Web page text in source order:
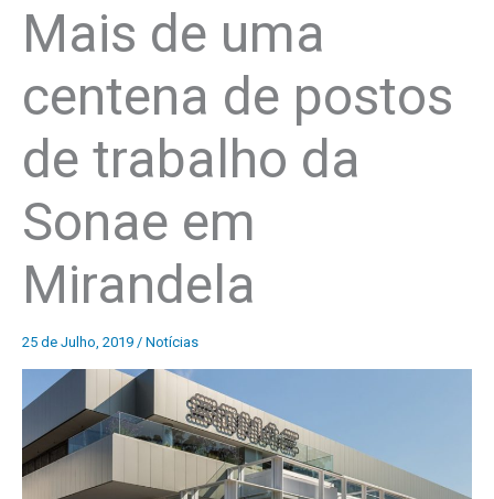
Mais de uma
centena de postos
de trabalho da
Sonae em
Mirandela
25 de Julho, 2019 / Notícias